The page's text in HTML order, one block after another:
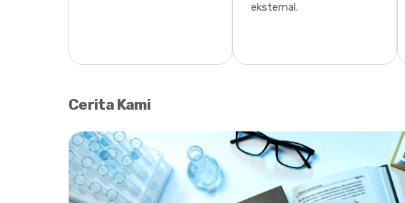
eksternal.
Cerita Kami